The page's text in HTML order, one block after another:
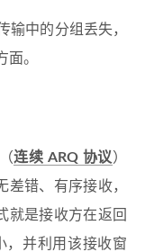
输中的分组丢失，
面。
（连续 ARQ 协议）
错、有序接收，
就是接收方在返回
，并利用该接收窗